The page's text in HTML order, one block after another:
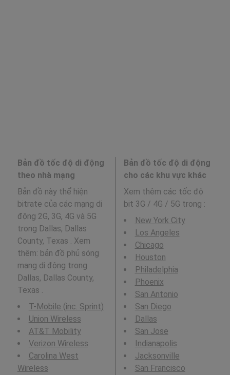
Bản đồ tốc độ di động
theo nhà mạng
Bản đồ này thể hiện
bitrate của các mạng di
động 2G, 3G, 4G và 5G
trong Dallas, Dallas
County, Texas . Xem
thêm: bản đồ phủ sóng
mạng di động trong
Dallas, Dallas County,
Texas .
T-Mobile (inc. Sprint)
Union Wireless
AT&T Mobility
Verizon Wireless
Carolina West
Wireless
Bản đồ tốc độ di động
cho các khu vực khác
Xem thêm các tốc độ
bit 3G / 4G / 5G trong :
New York City
Los Angeles
Chicago
Houston
Philadelphia
Phoenix
San Antonio
San Diego
Dallas
San Jose
Indianapolis
Jacksonville
San Francisco